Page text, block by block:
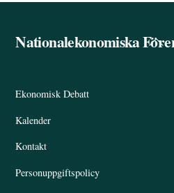
Nationalekonomiska
Ekonomisk Debatt
Kalender
Kontakt
Personuppgiftspolicy